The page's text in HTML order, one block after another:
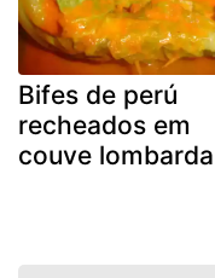
Bifes de perú
recheados em
couve lombarda